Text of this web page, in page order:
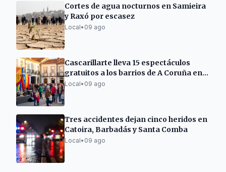
Cortes de agua nocturnos en Samieira
y Raxó por escasez
Local• 09 ago
Cascarillarte lleva 15 espectáculos
gratuitos a los barrios de A Coruña en
agosto
Local• 09 ago
Tres accidentes dejan cinco heridos en
Catoira, Barbadás y Santa Comba
Local• 09 ago